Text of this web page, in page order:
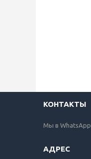
КОНТАКТЫ
Мы в WhatsApp